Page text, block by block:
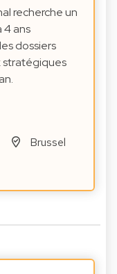
recherche un
4 ans
dossiers
stratégiques
Brussel